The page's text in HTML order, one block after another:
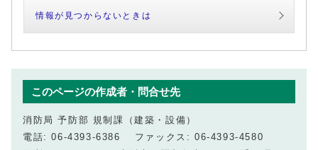
情報が見つからないときは
このページの作成者・問合せ先
消防局 予防部 規制課（建築・設備）
電話: 06-4393-6386 ファックス: 06-4393-4580